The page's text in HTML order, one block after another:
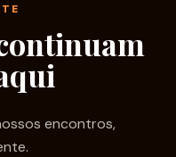
encontros,